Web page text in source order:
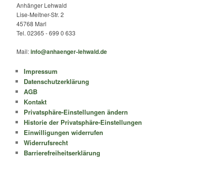
Anhänger Lehwald
Lise-Meitner-Str. 2
45768 Marl
Tel. 02365 - 699 0 633
Mail:info@anhaenger-lehwald.de
Impressum
Datenschutzerklärung
AGB
Kontakt
Privatsphäre-Einstellungen ändern
Historie der Privatsphäre-Einstellungen
Einwilligungen widerrufen
Widerrufsrecht
Barrierefreiheitserklärung